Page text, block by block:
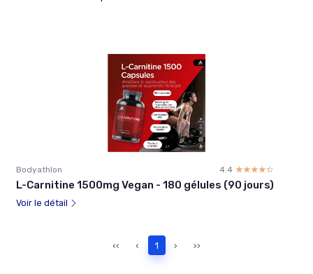
Bodyathlon 4.4 ☆☆☆☆☆
★★★★★
L-Carnitine 1500mg Vegan - 180 gélules (90 jours)
Voir le détail
‹‹ ‹ 1 › ››